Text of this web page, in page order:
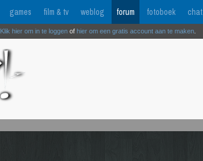
games film & tv weblog forum fotoboek chat
Klik hier om in te loggen of hier om een gratis account aan te maken